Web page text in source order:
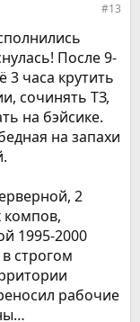
#13
После 9-
часа крутить
сочинять ТЗ,
на бэйсике.
на запахи
2
компов,
1995-2000
строгом
рабочие